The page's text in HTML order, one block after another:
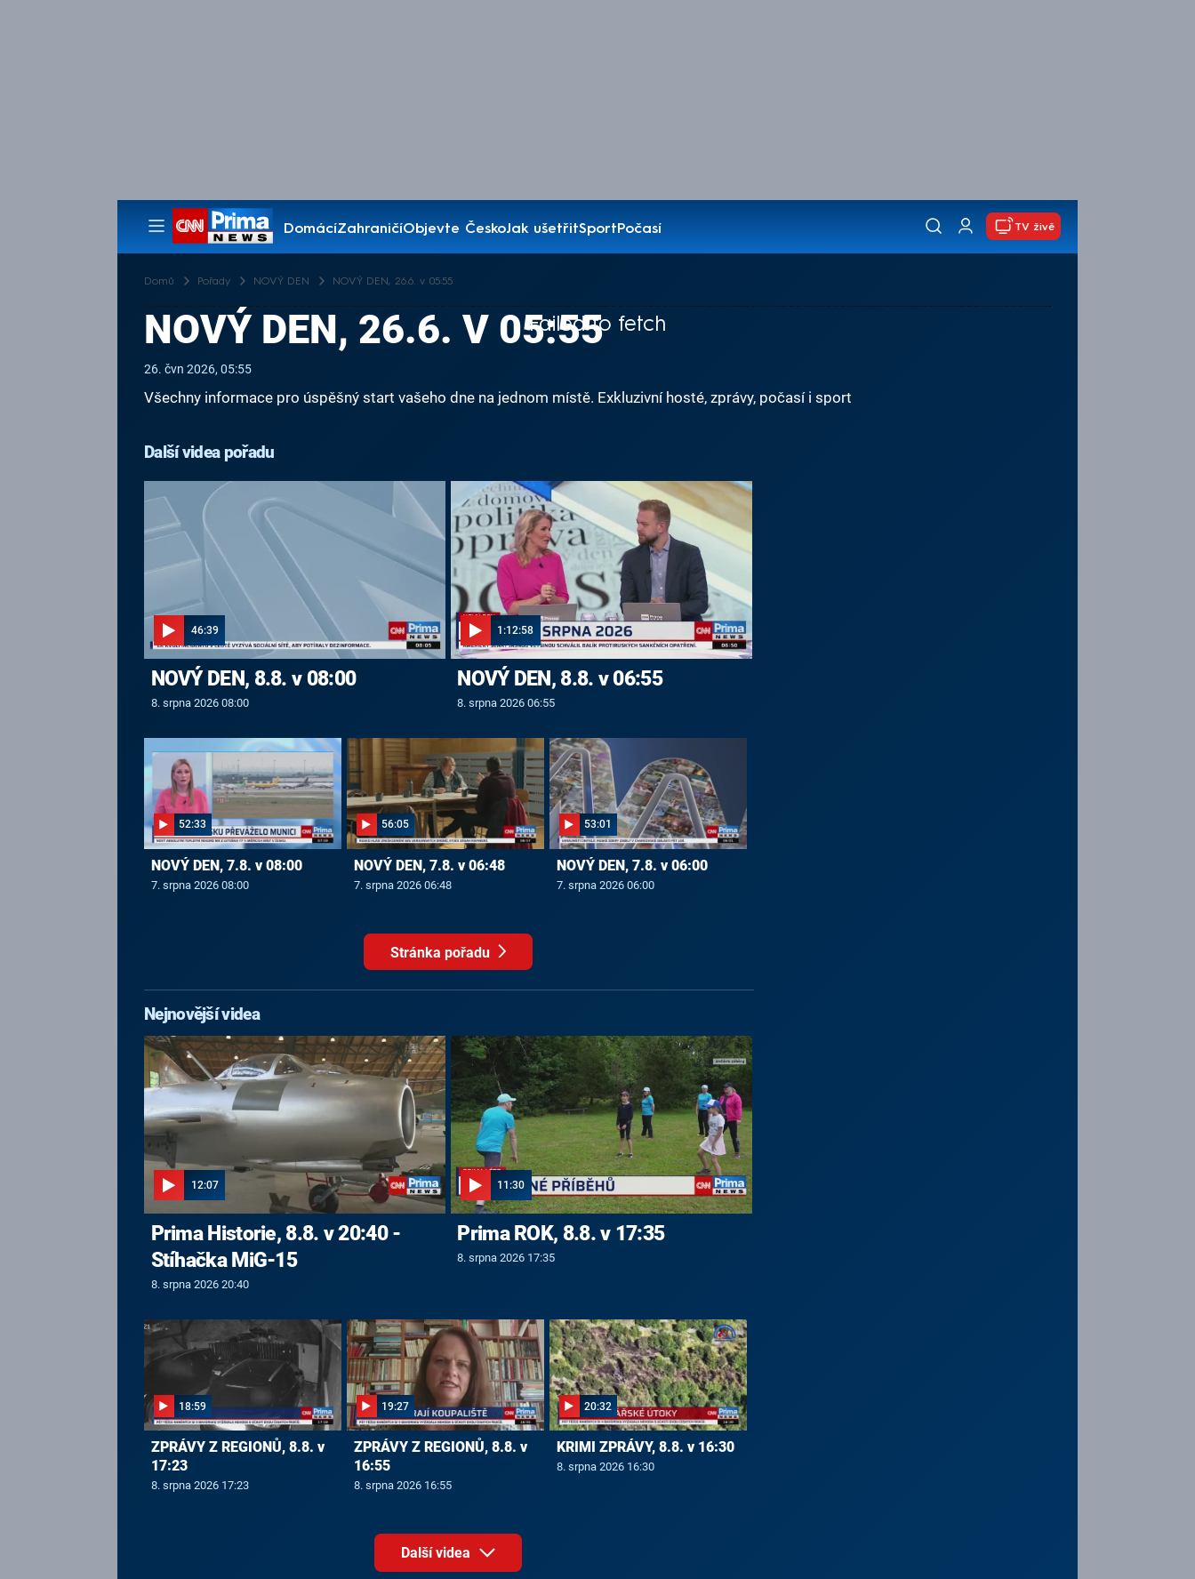
DomácíZahraničíObjevte ČeskoJak ušetřitSportPočasí
Pořady
TV živě
Domů Pořady NOVÝ DEN NOVÝ DEN, 26.6. v 05:55
Failed to fetch
NOVÝ DEN, 26.6. V 05:55
26. čvn 2026, 05:55
Všechny informace pro úspěšný start vašeho dne na jednom místě. Exkluzivní hosté, zprávy, počasí i sport
Další videa pořadu
46:39
NOVÝ DEN, 8.8. v 08:00
8. srpna 2026 08:00
1:12:58
NOVÝ DEN, 8.8. v 06:55
8. srpna 2026 06:55
52:33
NOVÝ DEN, 7.8. v 08:00
7. srpna 2026 08:00
56:05
NOVÝ DEN, 7.8. v 06:48
7. srpna 2026 06:48
53:01
NOVÝ DEN, 7.8. v 06:00
7. srpna 2026 06:00
Stránka pořadu
Nejnovější videa
12:07
Prima Historie, 8.8. v 20:40 -
Stíhačka MiG-15
8. srpna 2026 20:40
11:30
Prima ROK, 8.8. v 17:35
8. srpna 2026 17:35
18:59
ZPRÁVY Z REGIONŮ, 8.8. v
17:23
8. srpna 2026 17:23
19:27
ZPRÁVY Z REGIONŮ, 8.8. v
16:55
8. srpna 2026 16:55
20:32
KRIMI ZPRÁVY, 8.8. v 16:30
8. srpna 2026 16:30
Další videa